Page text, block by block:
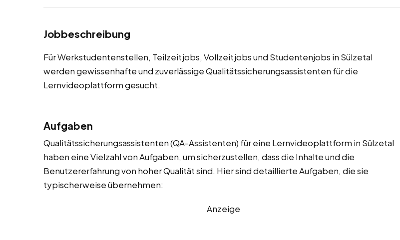
Jobbeschreibung
Für Werkstudentenstellen, Teilzeitjobs, Vollzeitjobs und Studentenjobs in Sülzetal
werden gewissenhafte und zuverlässige Qualitätssicherungsassistenten für die
Lernvideoplattform gesucht.
Aufgaben
Qualitätssicherungsassistenten (QA-Assistenten) für eine Lernvideoplattform in Sülzetal
haben eine Vielzahl von Aufgaben, um sicherzustellen, dass die Inhalte und die
Benutzererfahrung von hoher Qualität sind. Hier sind detaillierte Aufgaben, die sie
typischerweise übernehmen:
Anzeige